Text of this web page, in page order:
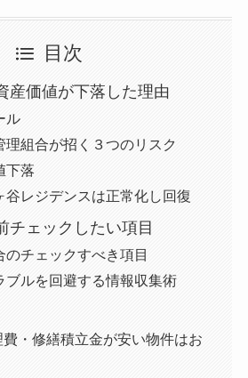
目次
産価値が下落した理由
ル
理組合が招く３つのリスク
下落
谷レジデンスは正常化し回復
チェックしたい項目
のチェックすべき項目
ブルを回避する情報収集術
費・修繕積立金が安い物件はお